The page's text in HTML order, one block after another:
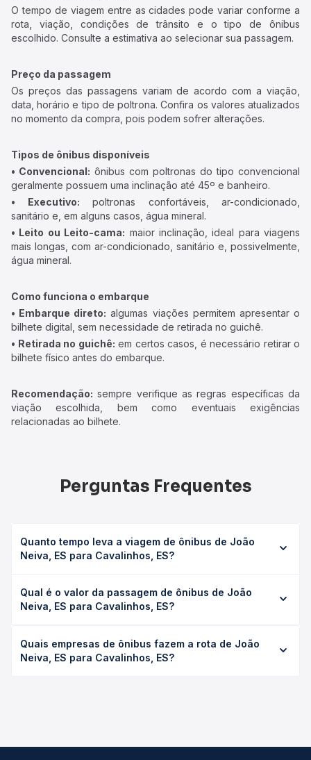
O tempo de viagem entre as cidades pode variar conforme a
rota, viação, condições de trânsito e o tipo de ônibus
escolhido. Consulte a estimativa ao selecionar sua passagem.
Preço da passagem
Os preços das passagens variam de acordo com a viação,
data, horário e tipo de poltrona. Confira os valores atualizados
no momento da compra, pois podem sofrer alterações.
Tipos de ônibus disponíveis
• Convencional: ônibus com poltronas do tipo convencional
geralmente possuem uma inclinação até 45º e banheiro.
• Executivo: poltronas confortáveis, ar-condicionado,
sanitário e, em alguns casos, água mineral.
• Leito ou Leito-cama: maior inclinação, ideal para viagens
mais longas, com ar-condicionado, sanitário e, possivelmente,
água mineral.
Como funciona o embarque
• Embarque direto: algumas viações permitem apresentar o
bilhete digital, sem necessidade de retirada no guichê.
• Retirada no guichê: em certos casos, é necessário retirar o
bilhete físico antes do embarque.
Recomendação: sempre verifique as regras específicas da
viação escolhida, bem como eventuais exigências
relacionadas ao bilhete.
Perguntas Frequentes
Quanto tempo leva a viagem de ônibus de João
Neiva, ES para Cavalinhos, ES?
ES leva em média 0 horas, podendo variar conforme a
viação, o tipo de serviço (convencional, executivo ou
exata de cada opção na data desejada.
Qual é o valor da passagem de ônibus de João
Neiva, ES para Cavalinhos, ES?
Cavalinhos, ES custa em média não identificado e varia
conforme a data da viagem, a empresa, o tipo de poltrona
Quais empresas de ônibus fazem a rota de João
Neiva, ES para Cavalinhos, ES?